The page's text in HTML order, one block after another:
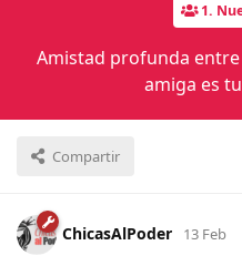
1.
Amistad profunda
amiga es
Compartir
ChicasAlPoder 13 Feb